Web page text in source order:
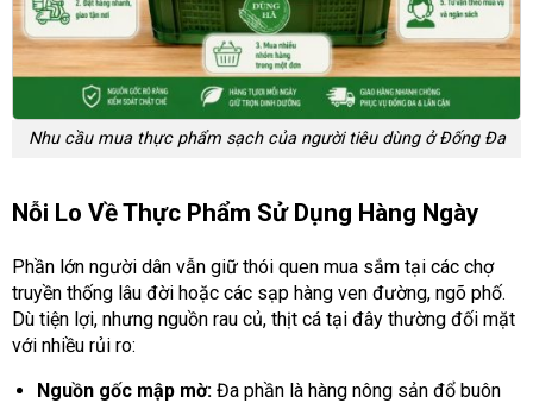
Nhu cầu mua thực phẩm sạch của người tiêu dùng ở Đống Đa
Nỗi Lo Về Thực Phẩm Sử Dụng Hàng Ngày
Phần lớn người dân vẫn giữ thói quen mua sắm tại các chợ
truyền thống lâu đời hoặc các sạp hàng ven đường, ngõ phố.
Dù tiện lợi, nhưng nguồn rau củ, thịt cá tại đây thường đối mặt
với nhiều rủi ro:
Nguồn gốc mập mờ:Đa phần là hàng nông sản đổ buôn